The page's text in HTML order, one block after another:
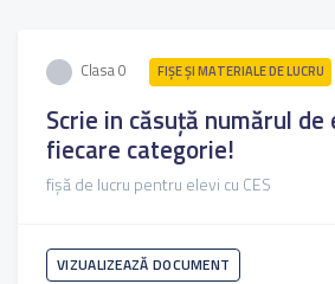
Clasa 0 FIŞE ŞI MATERIALE DE LUCRU
Scrie in căsuță numărul
fiecare categorie!
fișă de lucru pentru elevi cu CES
VIZUALIZEAZĂ DOCUMENT